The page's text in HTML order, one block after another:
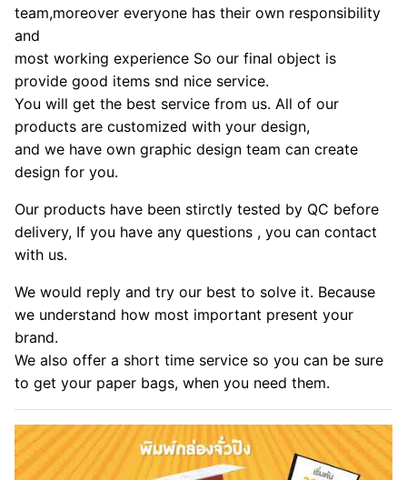
team,moreover everyone has their own responsibility
and
most working experience So our final object is
provide good items snd nice service.
You will get the best service from us. All of our
products are customized with your design,
and we have own graphic design team can create
design for you.
Our products have been stirctly tested by QC before
delivery, If you have any questions , you can contact
with us.
We would reply and try our best to solve it. Because
we understand how most important present your
brand.
We also offer a short time service so you can be sure
to get your paper bags, when you need them.